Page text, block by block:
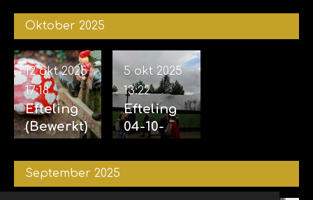
2025
vijf
07-11-2025
04-11-
Oktober 2025
Efteling
(Bewerkt)
2025
12 okt 2025
17:18
Efteling
04-10-
5 okt 2025
13:22
September 2025